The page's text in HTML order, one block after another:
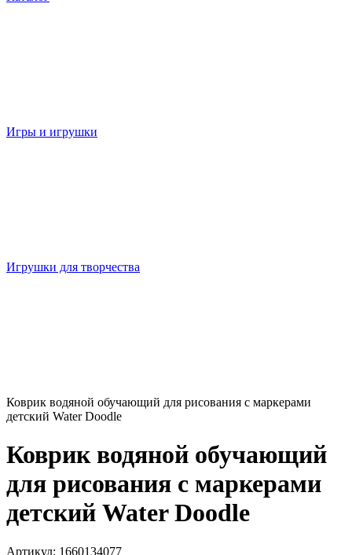
Игры и игрушки
Игрушки для творчества
Коврик водяной обучающий для рисования с маркерами
детский Water Doodle
Коврик водяной обучающий
для рисования с маркерами
детский Water Doodle
Артикул: 1660134077